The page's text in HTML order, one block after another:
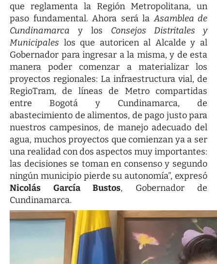
que reglamenta la Región Metropolitana, un
paso fundamental. Ahora será laAsamblea de
Cundinamarca y los Consejos Distritales y
Municipales los que autoricen al Alcalde y al
Gobernador para ingresar a la misma, y de esta
manera poder comenzar a materializar los
proyectos regionales: La infraestructura vial, de
RegioTram, de líneas de Metro compartidas
entre Bogotá y Cundinamarca, de
abastecimiento de alimentos, de pago justo para
nuestros campesinos, de manejo adecuado del
agua, muchos proyectos que comienzan ya a ser
una realidad con dos aspectos muy importantes:
las decisiones se toman en consenso y segundo
ningún municipio pierde su autonomía”, expresó
Nicolás García Bustos, Gobernador de
Cundinamarca.